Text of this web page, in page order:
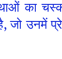
का
जो उनमें